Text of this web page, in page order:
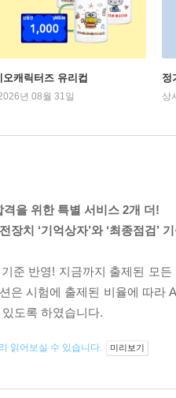
캐릭터즈 유리컵
년 08월 31일
정
상
격을 위한 특별 서비스 2개 더!
장치 ‘기억상자’와 ‘최종점검’
준 반영! 지금까지 출제된 모
은 시험에 출제된 비율에 따라
도록 하였습니다.
읽어보실 수 있습니다. 미리보기